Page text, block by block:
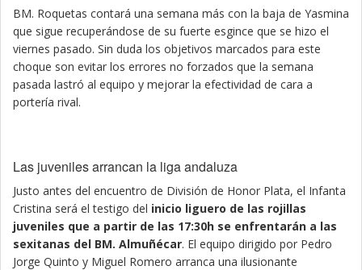
BM. Roquetas contará una semana más con la baja de Yasmina
que sigue recuperándose de su fuerte esgince que se hizo el
viernes pasado. Sin duda los objetivos marcados para este
choque son evitar los errores no forzados que la semana
pasada lastró al equipo y mejorar la efectividad de cara a
portería rival.
Las juveniles arrancan la liga andaluza
Justo antes del encuentro de División de Honor Plata, el Infanta
Cristina será el testigo del inicio liguero de las rojillas
juveniles que a partir de las 17:30h se enfrentarán a las
sexitanas del BM. Almuñécar. El equipo dirigido por Pedro
Jorge Quinto y Miguel Romero arranca una ilusionante